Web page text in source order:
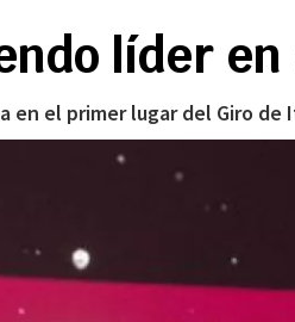
líder
en el primer lugar del Giro de